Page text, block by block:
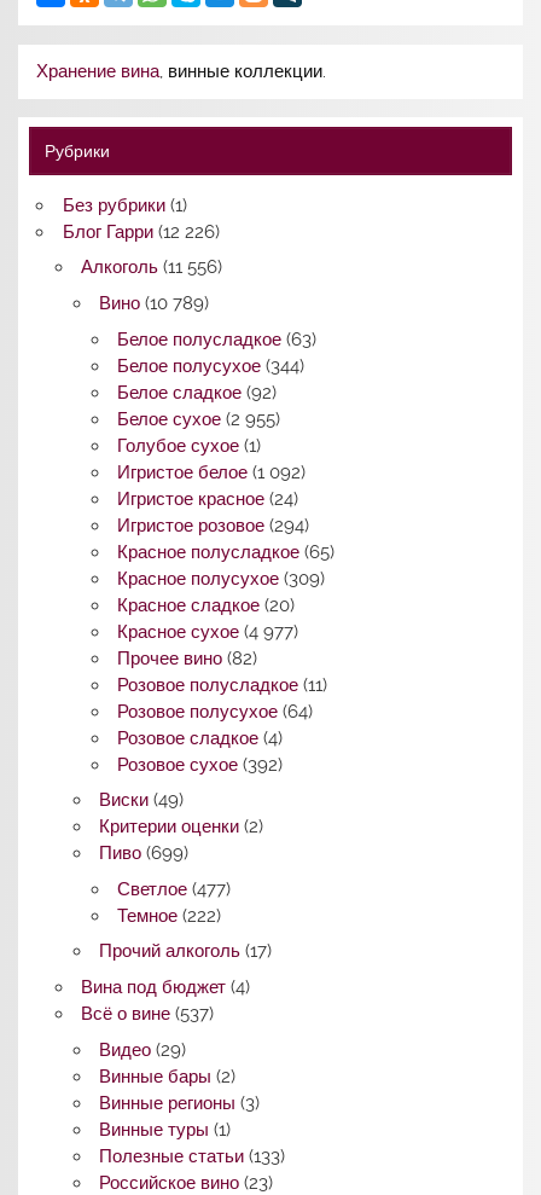
Хранение вина, винные коллекции.
Рубрики
Без рубрики(1)
Блог Гарри(12 226)
Алкоголь(11 556)
Вино(10 789)
Белое полусладкое (63)
Белое полусухое (344)
Белое сладкое (92)
Белое сухое (2 955)
Голубое сухое (1)
Игристое белое (1 092)
Игристое красное (24)
Игристое розовое (294)
Красное полусладкое (65)
Красное полусухое (309)
Красное сладкое (20)
Красное сухое (4 977)
Прочее вино (82)
Розовое полусладкое (11)
Розовое полусухое (64)
Розовое сладкое (4)
Розовое сухое (392)
Виски(49)
Критерии оценки(2)
Пиво(699)
Светлое (477)
Темное (222)
Прочий алкоголь(17)
Вина под бюджет(4)
Всё о вине(537)
Видео(29)
Винные бары (2)
Винные регионы (3)
Винные туры (1)
Полезные статьи(133)
Российское вино(23)